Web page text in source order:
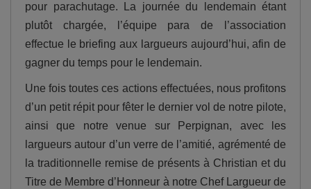
pour parachutage. La journée du lendemain étant
plutôt chargée, l’équipe para de l’association
effectue le briefing aux largueurs aujourd’hui, afin de
gagner du temps pour le lendemain.
Une fois toutes ces actions effectuées, nous profitons
d’un petit répit pour fêter le dernier vol de notre pilote,
ainsi que notre venue sur Perpignan, avec les
largueurs autour d’un verre de l’amitié, agrémenté de
la traditionnelle remise de présents à Christian et du
Titre de Membre d’Honneur à notre Chef Largueur de